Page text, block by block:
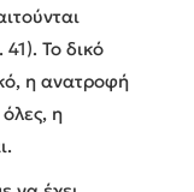
Το δικό
η ανατροφή
η